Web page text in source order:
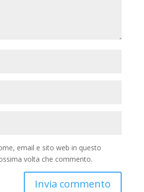
email e sito web in questo
volta che commento.